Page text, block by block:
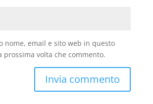
nome, email e sito web in questo
prossima volta che commento.